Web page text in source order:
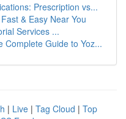
Prescription vs...
& Easy Near You
Services ...
Complete Guide to Yoz...
| Live | Tag Cloud | Top